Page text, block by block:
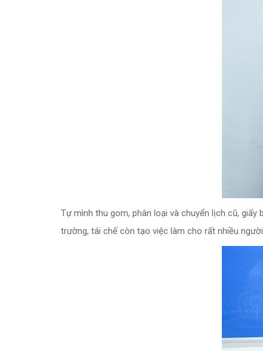
Tự mình thu gom, phân loại và chuyển lịch cũ, giấy
trường, tái chế còn tạo việc làm cho rất nhiều